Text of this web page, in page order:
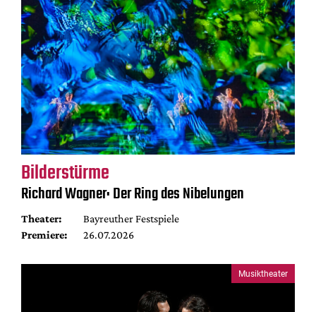
Bilderstürme
Richard Wagner: Der Ring des Nibelungen
Theater:
Bayreuther Festspiele
Premiere:
26.07.2026
Musiktheater